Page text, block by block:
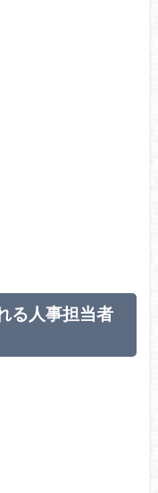
る人事担当者